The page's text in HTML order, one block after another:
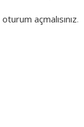
oturum açmalısınız.